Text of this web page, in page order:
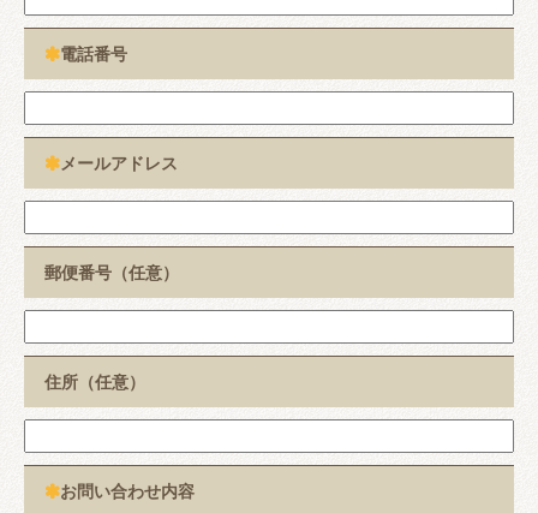
電話番号
 メールアドレス
郵便番号（任意）
住所（任意）
お問い合わせ内容